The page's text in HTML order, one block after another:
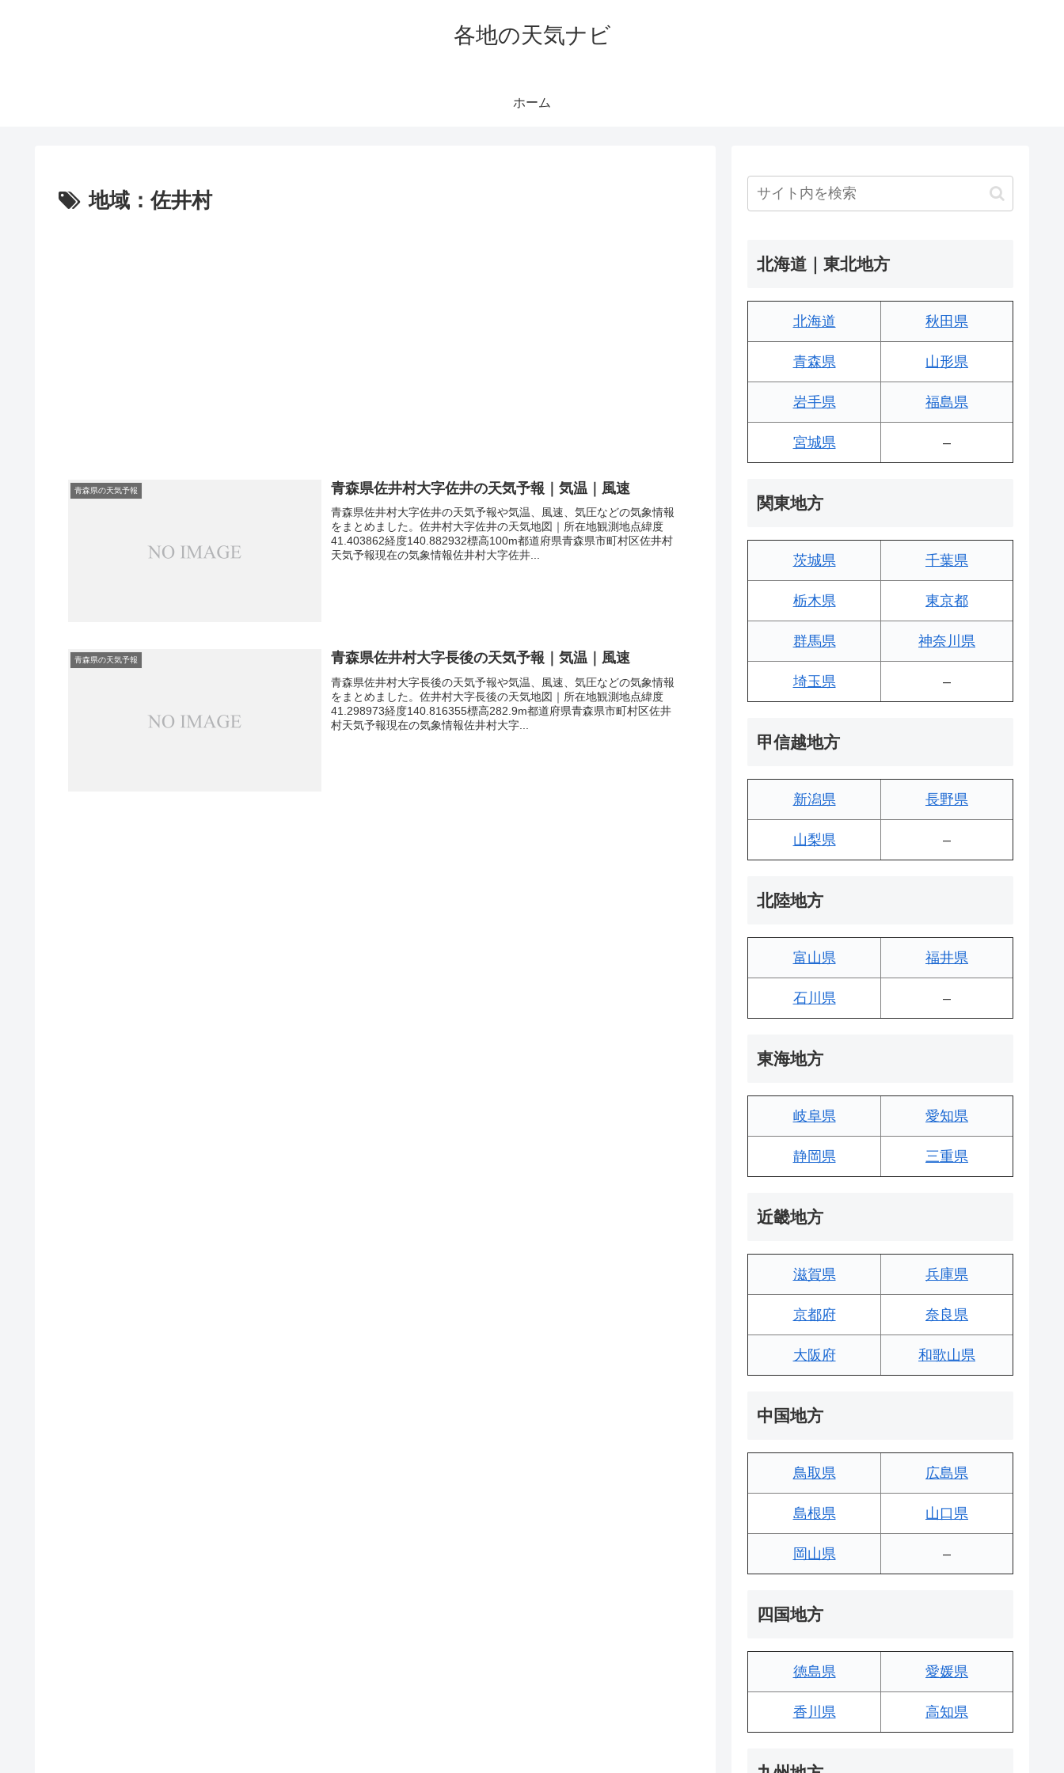
各地の天気ナビ
ホーム
地域：佐井村
青森県の天気予報 青森県佐井村大字佐井の天気予報｜気温｜風速
青森県佐井村大字佐井の天気予報や気温、風速、気圧などの気象情報
をまとめました。佐井村大字佐井の天気地図｜所在地観測地点緯度
41.403862経度140.882932標高100m都道府県青森県市町村区佐井村
天気予報現在の気象情報佐井村大字佐井...
青森県の天気予報 青森県佐井村大字長後の天気予報｜気温｜風速
青森県佐井村大字長後の天気予報や気温、風速、気圧などの気象情報
をまとめました。佐井村大字長後の天気地図｜所在地観測地点緯度
41.298973経度140.816355標高282.9m都道府県青森県市町村区佐井
村天気予報現在の気象情報佐井村大字...
北海道｜東北地方
北海道 秋田県
青森県 山形県
岩手県 福島県
宮城県 –
関東地方
茨城県 千葉県
栃木県 東京都
群馬県 神奈川県
埼玉県 –
甲信越地方
新潟県 長野県
山梨県 –
北陸地方
富山県 福井県
石川県 –
東海地方
岐阜県 愛知県
静岡県 三重県
近畿地方
滋賀県 兵庫県
京都府 奈良県
大阪府 和歌山県
中国地方
鳥取県 広島県
島根県 山口県
岡山県 –
四国地方
徳島県 愛媛県
香川県 高知県